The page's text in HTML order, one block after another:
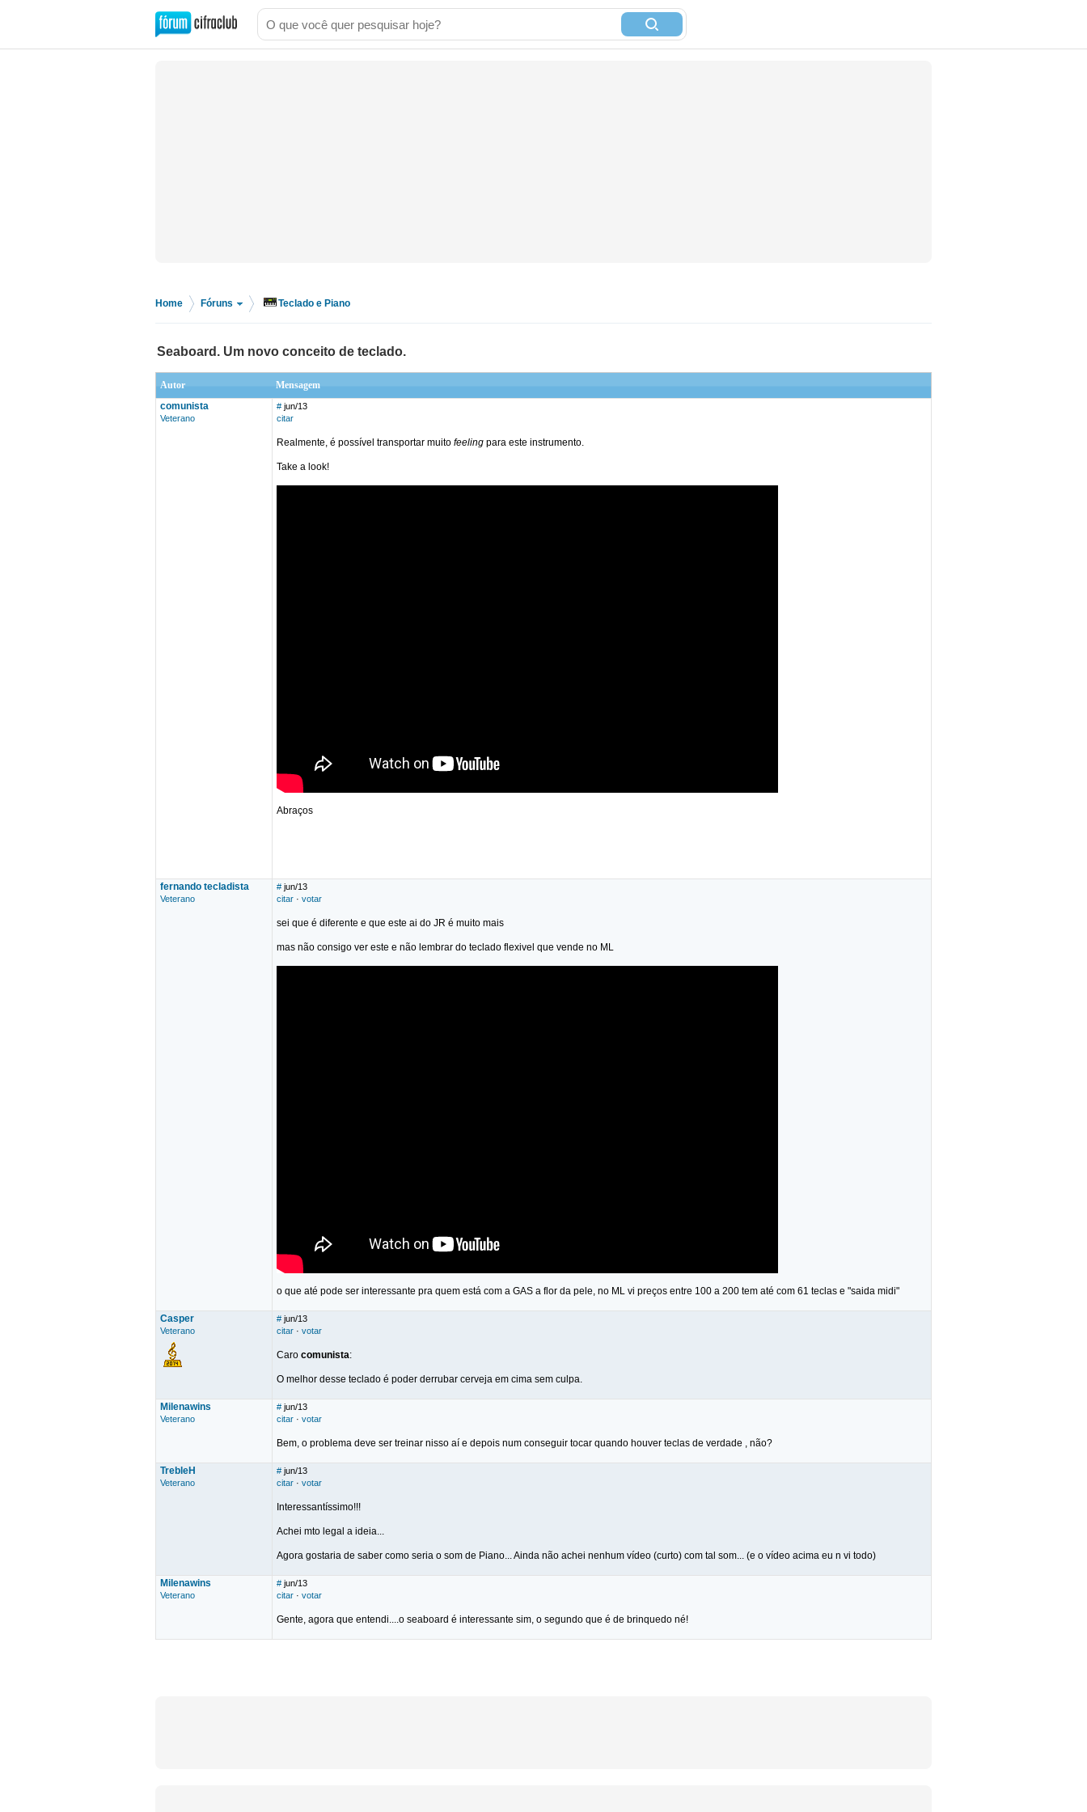
Home Fóruns Teclado e Piano
Seaboard. Um novo conceito de teclado.
Autor
Mensagem
comunista
Veterano
# jun/13
citar
Realmente, é possível transportar muito feeling para este instrumento.
Take a look!
Abraços
fernando tecladista
Veterano
# jun/13
citar · votar
sei que é diferente e que este ai do JR é muito mais
mas não consigo ver este e não lembrar do teclado flexivel que vende no ML
o que até pode ser interessante pra quem está com a GAS a flor da pele, no ML vi preços entre 100 a 200 tem até com 61 teclas e "saida midi"
Casper
Veterano
# jun/13
citar · votar
Caro comunista:
O melhor desse teclado é poder derrubar cerveja em cima sem culpa.
Milenawins
Veterano
# jun/13
citar · votar
Bem, o problema deve ser treinar nisso aí e depois num conseguir tocar quando houver teclas de verdade , não?
TrebleH
Veterano
# jun/13
citar · votar
Interessantíssimo!!!
Achei mto legal a ideia...
Agora gostaria de saber como seria o som de Piano... Ainda não achei nenhum vídeo (curto) com tal som... (e o vídeo acima eu n vi todo)
Milenawins
Veterano
# jun/13
citar · votar
Gente, agora que entendi....o seaboard é interessante sim, o segundo que é de brinquedo né!